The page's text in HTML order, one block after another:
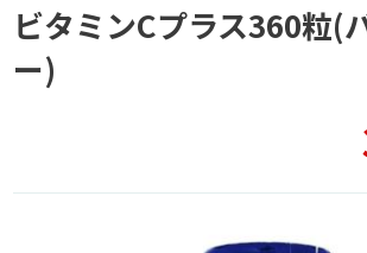
ビタミンCプラス360粒(
ー)